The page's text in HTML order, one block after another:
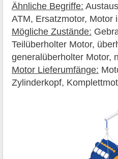
Ähnliche Begriffe:
ATM, Ersatzmotor, Motor
Mögliche Zustände:
Teilüberholter Motor,
generalüberholter Motor,
Motor Lieferumfänge:
Zylinderkopf,